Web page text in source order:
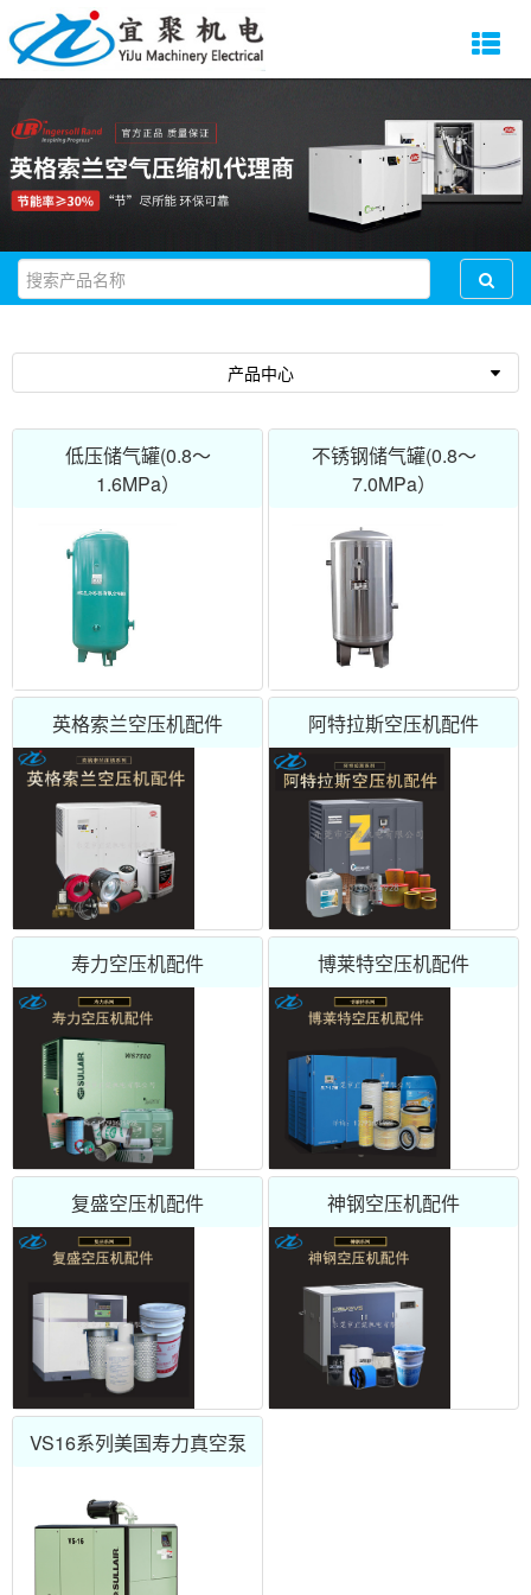
产品中心
低压储气罐(0.8～
1.6MPa）
不锈钢储气罐(0.8～
7.0MPa）
英格索兰空压机配件 阿特拉斯空压机配件
寿力空压机配件 博莱特空压机配件
复盛空压机配件 神钢空压机配件
VS16系列美国寿力真空泵